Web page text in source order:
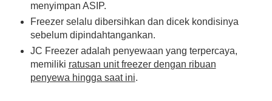
menyimpan ASIP.
Freezer selalu dibersihkan dan dicek kondisinya
sebelum dipindahtangankan.
JC Freezer adalah penyewaan yang terpercaya,
memiliki ratusan unit freezer dengan ribuan
penyewa hingga saat ini.